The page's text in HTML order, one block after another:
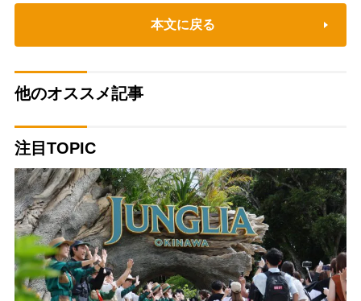
本文に戻る
他のオススメ記事
注目TOPIC